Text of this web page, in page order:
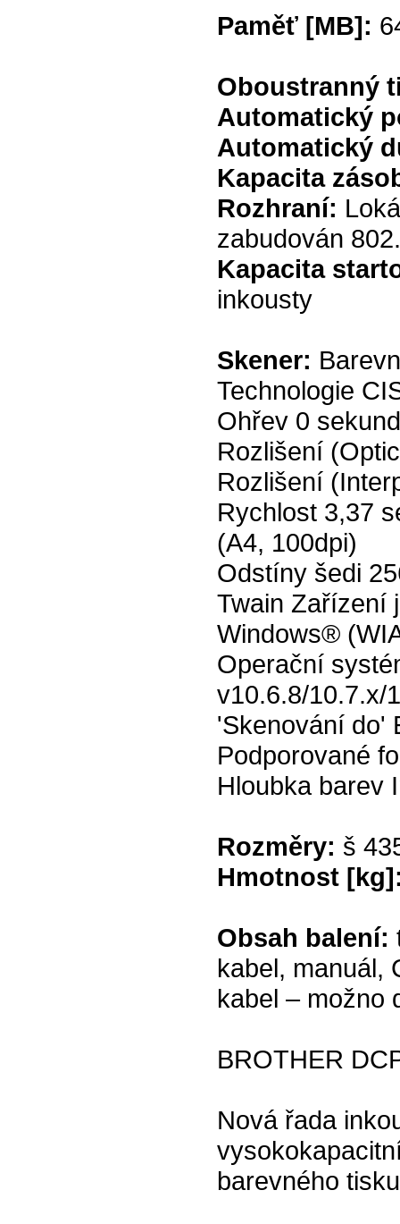
Paměť [MB]:
Oboustranný
Automatický
Automatický
Kapacita
Rozhraní:
zabudován
Kapacita
inkousty
Skener:
Technologie
Ohřev 0 sekund
Rozlišení
Rozlišení
Rychlost 3,37
(A4, 100dpi)
Odstíny šedi
Twain Zařízení
Windows®
Operační
v10.6.8/10.7.x/
'Skenování do'
Podporované
Hloubka barev
Rozměry: š
Hmotnost
Obsah balení:
kabel, manuál,
kabel – možno
BROTHER
Nová řada
barevného